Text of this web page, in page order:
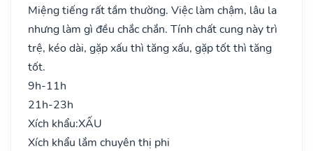
Miệng tiếng rất tầm thường. Việc làm chậm, lâu la
nhưng làm gì đều chắc chắn. Tính chất cung này trì
trệ, kéo dài, gặp xấu thì tăng xấu, gặp tốt thì tăng
tốt.
9h-11h
21h-23h
Xích khẩu:XẤU
Xích khẩu lắm chuyên thị phi